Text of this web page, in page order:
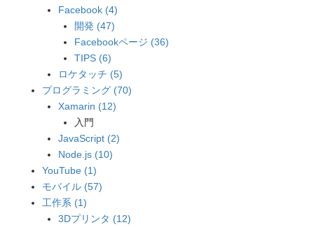
Facebook (4)
開発 (47)
Facebookページ (36)
TIPS (6)
ロケタッチ (5)
プログラミング (70)
Xamarin (12)
入門
JavaScript (2)
Node.js (10)
YouTube (1)
モバイル (57)
工作系 (1)
3Dプリンタ (12)